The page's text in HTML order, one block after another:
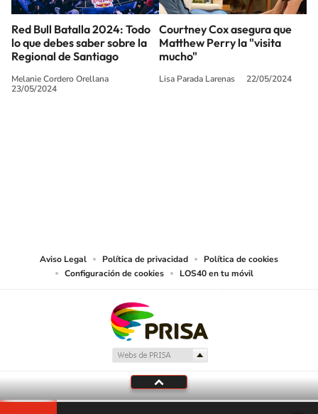
Red Bull Batalla 2024: Todo
lo que debes saber sobre la
Regional de Santiago
Melanie Cordero Orellana
23/05/2024
Courtney Cox asegura que
Matthew Perry la "visita
mucho"
Lisa Parada Larenas 22/05/2024
Aviso Legal Política de privacidad
Política de cookies
Configuración de cookies
LOS40 en tu móvil